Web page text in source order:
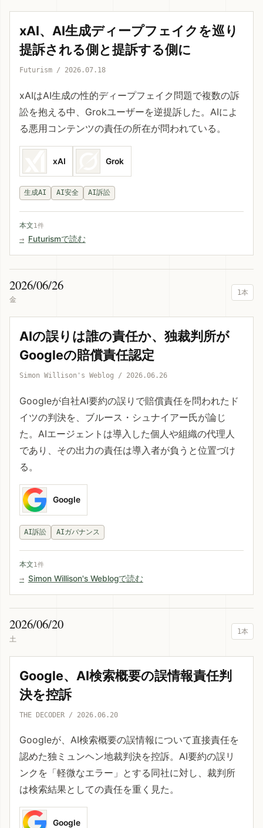
xAI、AI生成ディープフェイクを巡り
提訴される側と提訴する側に
Futurism / 2026.07.18
xAIはAI生成の性的ディープフェイク問題で複数の訴
訟を抱える中、Grokユーザーを逆提訴した。AIによ
る悪用コンテンツの責任の所在が問われている。
xAI Grok
生成AI AI安全 AI訴訟
本文1件
Futurismで読む
2026/06/26
金
1本
AIの誤りは誰の責任か、独裁判所が
Googleの賠償責任認定
Simon Willison's Weblog / 2026.06.26
Googleが自社AI要約の誤りで賠償責任を問われたド
イツの判決を、ブルース・シュナイアー氏が論じ
た。AIエージェントは導入した個人や組織の代理人
であり、その出力の責任は導入者が負うと位置づけ
る。
Google
AI訴訟 AIガバナンス
本文1件
Simon Willison's Weblogで読む
2026/06/20
土
1本
Google、AI検索概要の誤情報責任判
決を控訴
THE DECODER / 2026.06.20
Googleが、AI検索概要の誤情報について直接責任を
認めた独ミュンヘン地裁判決を控訴。AI要約の誤リ
ンクを「軽微なエラー」とする同社に対し、裁判所
は検索結果としての責任を重く見た。
Google